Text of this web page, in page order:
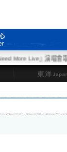
More Live』演唱會取消
東洋